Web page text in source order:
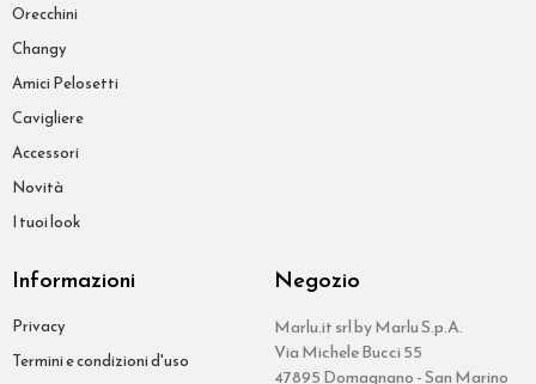
Orecchini
Changy
Amici Pelosetti
Cavigliere
Accessori
Novità
I tuoi look
Informazioni
Privacy
Termini e condizioni d'uso
Negozio
Marlu.it srl by Marlu S.p.A.
Via Michele Bucci 55
47895 Domagnano - San Marino